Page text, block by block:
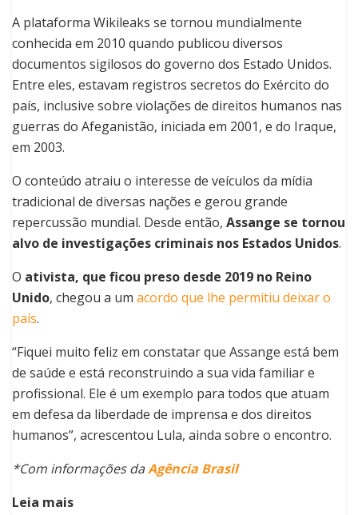
A plataforma Wikileaks se tornou mundialmente
conhecida em 2010 quando publicou diversos
documentos sigilosos do governo dos Estado Unidos.
Entre eles, estavam registros secretos do Exército do
país, inclusive sobre violações de direitos humanos nas
guerras do Afeganistão, iniciada em 2001, e do Iraque,
em 2003.
O conteúdo atraiu o interesse de veículos da mídia
tradicional de diversas nações e gerou grande
repercussão mundial. Desde então, Assange se tornou
alvo de investigações criminais nos Estados Unidos.
O ativista, que ficou preso desde 2019 no Reino
Unido, chegou a um acordo que lhe permitiu deixar o
país.
“Fiquei muito feliz em constatar que Assange está bem
de saúde e está reconstruindo a sua vida familiar e
profissional. Ele é um exemplo para todos que atuam
em defesa da liberdade de imprensa e dos direitos
humanos”, acrescentou Lula, ainda sobre o encontro.
*Com informações daAgência Brasil
Leia mais